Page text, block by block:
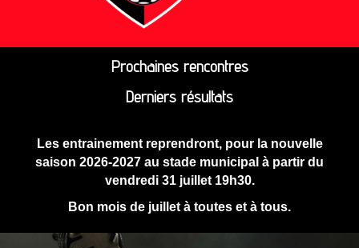
Prochaines rencontres
Derniers résultats
Les entrainement reprendront, pour la nouvelle
saison 2026-2027 au stade municipal à partir du
vendredi 31 juillet 19h30.
Bon mois de juillet à toutes et à tous.